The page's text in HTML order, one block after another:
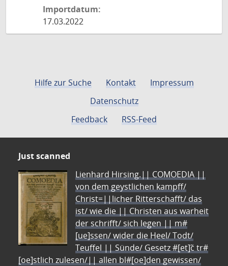
Importdatum:
17.03.2022
Hilfe zur Suche Kontakt
Impressum
Datenschutz
Feedback
RSS-Feed
Just scanned
Lienhard Hirsing.|| COMOEDIA ||
von dem geystlichen kampff/
Christ=||licher Ritterschafft/ das
ist/ wie die || Christen aus warheit
der schrifft/ sich legen || m#
[ue]ssen/ wider die Heel/ Todt/
Teuffel || Sünde/ Gesetz #[et]c̃ tr#
[oe]stlich zulesen/|| allen bl#[oe]den gewissen/